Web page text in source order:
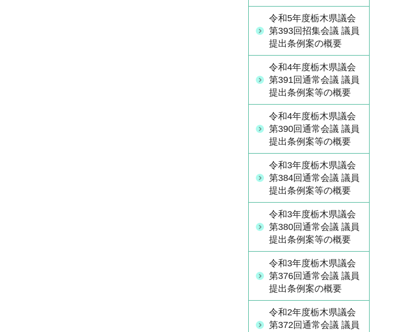
令和5年度栃木県議会
第393回招集会議 議員
提出条例案の概要
令和4年度栃木県議会
第391回通常会議 議員
提出条例案等の概要
令和4年度栃木県議会
第390回通常会議 議員
提出条例案等の概要
令和3年度栃木県議会
第384回通常会議 議員
提出条例案等の概要
令和3年度栃木県議会
第380回通常会議 議員
提出条例案等の概要
令和3年度栃木県議会
第376回通常会議 議員
提出条例案の概要
令和2年度栃木県議会
第372回通常会議 議員